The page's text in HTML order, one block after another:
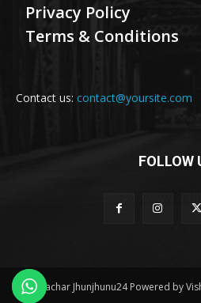
Privacy Policy
Terms & Conditions
Contact us: contact@yoursite.com
FOLLOW
© Samachar Jhunjhunu24 Powered by